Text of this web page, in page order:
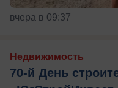
вчера в 09:37
Недвижимость
70-й День